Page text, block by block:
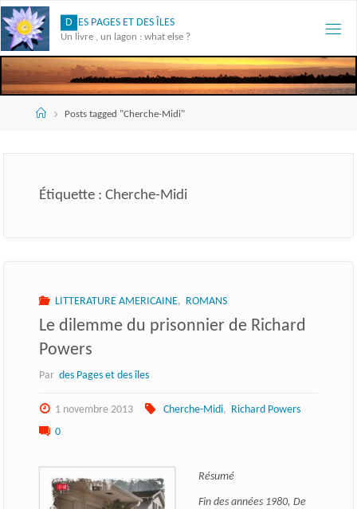
Skip
to
content
D ES PAGES ET DES ÎLES
Un livre , un lagon : what else ?
AccueilPosts tagged "Cherche-Midi"
Étiquette : Cherche-Midi
LITTERATURE AMERICAINE, ROMANS
Le dilemme du prisonnier de Richard
Powers
Par des Pages et des îles
1 novembre 2013 Cherche-Midi, Richard Powers
0
Résumé
Fin des années 1980, De